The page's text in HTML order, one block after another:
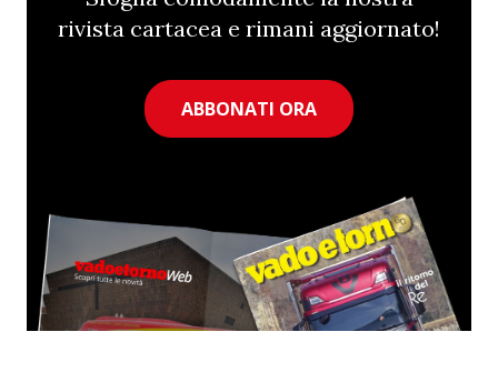
rivista cartacea e rimani aggiornato!
ABBONATI ORA